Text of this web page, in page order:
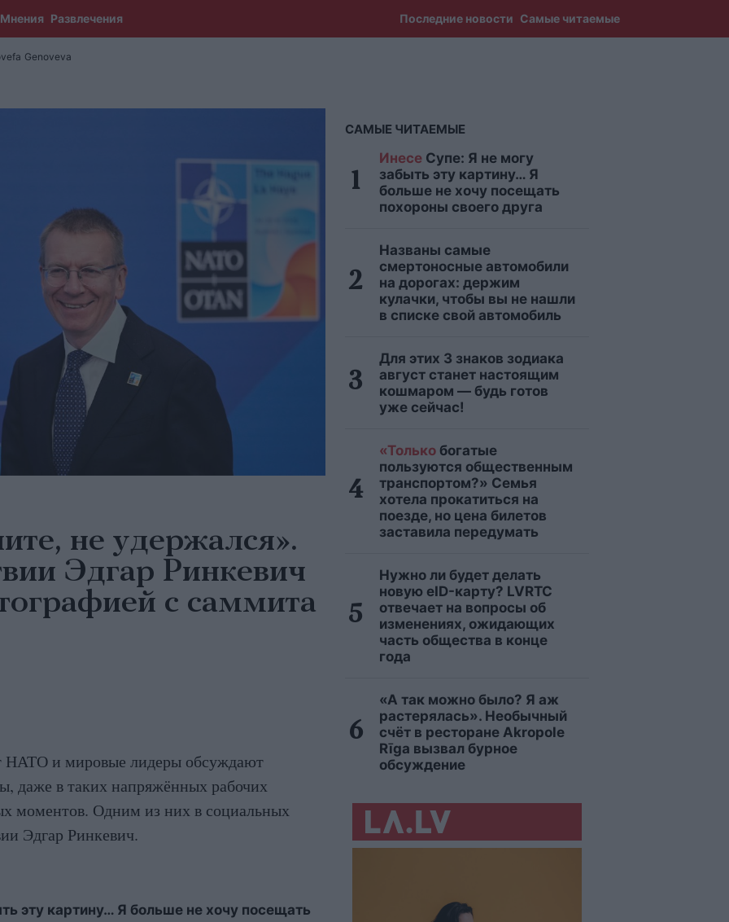
Мнения Развлечения Последние новости Самые читаемые
Genoveva
не удержался».
Эдгар Ринкевич
с саммита
НАТО и мировые лидеры обсуждают
даже в таких напряжённых рабочих
моментов. Одним из них в социальных
Эдгар Ринкевич.
эту картину… Я больше не хочу посещать
САМЫЕ ЧИТАЕМЫЕ
Инесе Супе: Я не могу
забыть эту картину… Я
больше не хочу посещать
похороны своего друга
Названы самые
смертоносные автомобили
на дорогах: держим
кулачки, чтобы вы не нашли
в списке свой автомобиль
Для этих 3 знаков зодиака
август станет настоящим
кошмаром — будь готов
уже сейчас!
«Только богатые
пользуются общественным
транспортом?» Семья
хотела прокатиться на
поезде, но цена билетов
заставила передумать
Нужно ли будет делать
новую eID-карту? LVRTC
отвечает на вопросы об
изменениях, ожидающих
часть общества в конце
года
«А так можно было? Я аж
растерялась». Необычный
счёт в ресторане Akropole
Rīga вызвал бурное
обсуждение